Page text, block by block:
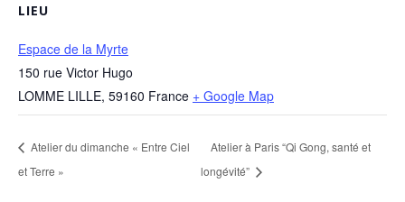
LIEU
Espace de la Myrte
150 rue Victor Hugo
LOMME LILLE, 59160 France + Google Map
Atelier du dimanche « Entre Ciel
et Terre »
Atelier à Paris “Qi Gong, santé et
longévité”